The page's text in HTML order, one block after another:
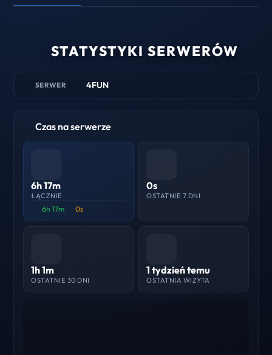
STATYSTYKI SERWERÓW
SERWER 4FUN
Czas na serwerze
6h 17m
ŁĄCZNIE
6h 17m 0s
0s
OSTATNIE 7 DNI
1h 1m
OSTATNIE 30 DNI
1 tydzień temu
OSTATNIA WIZYTA